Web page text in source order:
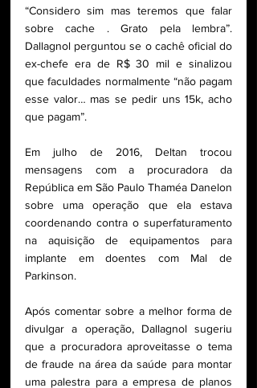
“Considero sim mas teremos que falar
sobre cache . Grato pela lembra”.
Dallagnol perguntou se o cachê oficial do
ex-chefe era de R$ 30 mil e sinalizou
que faculdades normalmente “não pagam
esse valor… mas se pedir uns 15k, acho
que pagam”.
Em julho de 2016, Deltan trocou
mensagens com a procuradora da
República em São Paulo Thaméa Danelon
sobre uma operação que ela estava
coordenando contra o superfaturamento
na aquisição de equipamentos para
implante em doentes com Mal de
Parkinson.
Após comentar sobre a melhor forma de
divulgar a operação, Dallagnol sugeriu
que a procuradora aproveitasse o tema
de fraude na área da saúde para montar
uma palestra para a empresa de planos